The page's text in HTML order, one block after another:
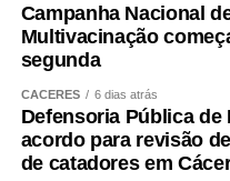
Campanha Nacional
Multivacinação
segunda
CÁCERES 6 dias atrás
Defensoria Pública de
acordo para revisão
de catadores em